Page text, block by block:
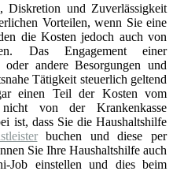
Diskretion und Zuverlässigkeit
Vorteilen, wenn Sie eine
die Kosten jedoch auch von
Das Engagement einer
oder andere Besorgungen und
Tätigkeit steuerlich geltend
einen Teil der Kosten vom
von der Krankenkasse
ist, dass Sie die Haushaltshilfe
buchen und diese per
Sie Ihre Haushaltshilfe auch
Job einstellen und dies beim